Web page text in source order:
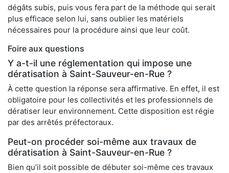
dégâts subis, puis vous fera part de la méthode qui serait
plus efficace selon lui, sans oublier les matériels
nécessaires pour la procédure ainsi que leur coût.
Foire aux questions
Y a-t-il une réglementation qui impose une
dératisation à Saint-Sauveur-en-Rue ?
À cette question la réponse sera affirmative. En effet, il est
obligatoire pour les collectivités et les professionnels de
dératiser leur environnement. Cette disposition est régie
par des arrêtés préfectoraux.
Peut-on procéder soi-même aux travaux de
dératisation à Saint-Sauveur-en-Rue ?
Bien qu’il soit possible de débuter soi-même ces travaux